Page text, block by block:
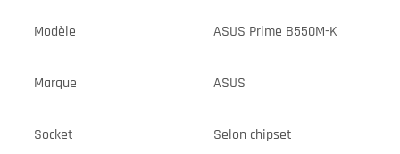
Modèle ASUS Prime B550M-K
Marque ASUS
Socket Selon chipset